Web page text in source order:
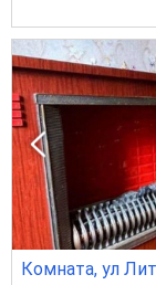
Комната, ул